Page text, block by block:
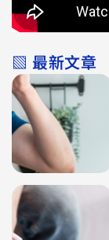
▧ 最新文章